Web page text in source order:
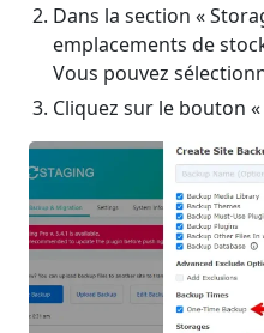
Dans la section «
emplacements de
Vous pouvez
Cliquez sur le bouton